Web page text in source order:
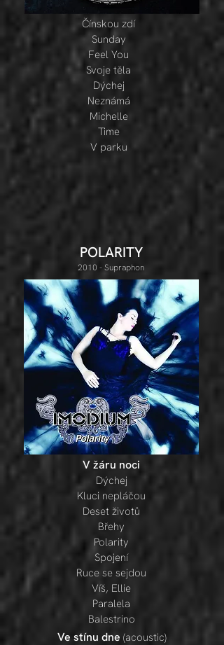
Čínskou zdí
Sunday
Feel You
Svoje těla
Dýchej
Neznámá
Michelle
Time
V parku
POLARITY
2010 - Supraphon
Vžáru noci
Dýchej
Kluci nepláčou
Deset životů
Břehy
Polarity
Spojení
Ruce se sejdou
Víš, Ellie
Paralela
Balestrino
Ve stínu dne (acoustic)